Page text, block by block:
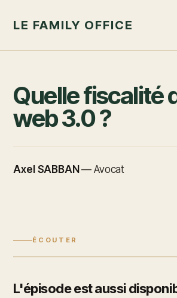
LE FAMILY OFFICE
Quelle fiscalité
web 3.0 ?
Axel SABBAN —Avocat
ÉCOUTER
L'épisode est aussi